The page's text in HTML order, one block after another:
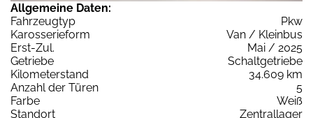
Allgemeine Daten:
Fahrzeugtyp
Pkw
Karosserieform
Van / Kleinbus
Erst-Zul.
Mai / 2025
Getriebe
Schaltgetriebe
Kilometerstand
34.609 km
Anzahl der Türen
5
Farbe
Weiß
Standort
Zentrallager